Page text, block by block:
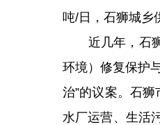
吨/日，石狮城乡
近几年，石狮
环境）修复保护
治”的议案。石
水厂运营、生活